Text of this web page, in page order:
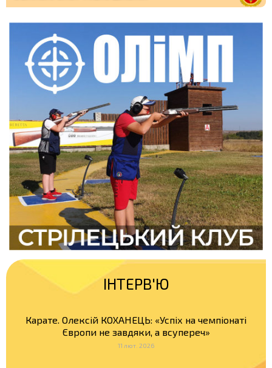
ІНТЕРВ'Ю
Карате. Олексій КОХАНЕЦЬ: «Успіх на чемпіонаті
Європи не завдяки, а всупереч»
11 лют. 2026